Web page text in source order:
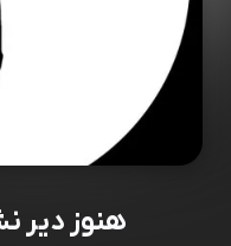
هنوز دیر